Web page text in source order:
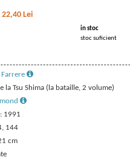
22,40 Lei
in stoc
stoc suficient
Farrere
la Tsu Shima (la bataille, 2 volume)
1991
144
cm